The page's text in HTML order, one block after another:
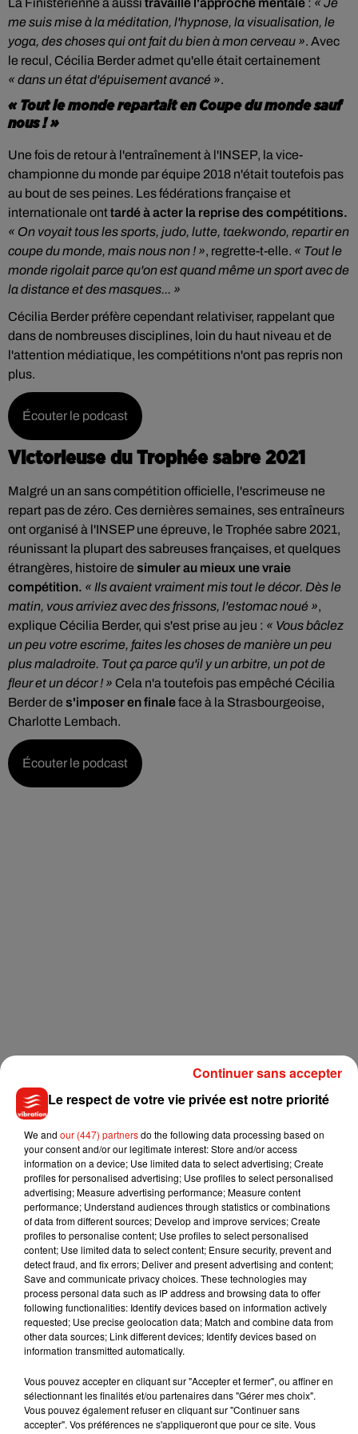
La Finistérienne a aussi travaillé l'approche mentale : « Je
me suis mise à la méditation, l'hypnose, la visualisation, le
yoga, des choses qui ont fait du bien à mon cerveau ». Avec
le recul, Cécilia Berder admet qu'elle était certainement
« dans un état d'épuisement avancé ».
« Tout le monde repartait en Coupe du monde sauf
nous ! »
Une fois de retour à l'entraînement à l'INSEP, la vice-
championne du monde par équipe 2018 n'était toutefois pas
au bout de ses peines. Les fédérations française et
internationale onttardé à acter la reprise des compétitions.
« On voyait tous les sports, judo, lutte, taekwondo, repartir en
coupe du monde, mais nous non ! », regrette-t-elle. « Tout le
monde rigolait parce qu'on est quand même un sport avec de
la distance et des masques... »
Cécilia Berder préfère cependant relativiser, rappelant que
dans de nombreuses disciplines, loin du haut niveau et de
l'attention médiatique, les compétitions n'ont pas repris non
plus.
Écouter le podcast
Victorieuse du Trophée sabre 2021
Malgré un an sans compétition officielle, l'escrimeuse ne
repart pas de zéro. Ces dernières semaines, ses entraîneurs
ont organisé à l'INSEP une épreuve, le Trophée sabre 2021,
réunissant la plupart des sabreuses françaises, et quelques
étrangères, histoire de simuler au mieux une vraie
compétition. « Ils avaient vraiment mis tout le décor. Dès le
matin, vous arriviez avec des frissons, l'estomac noué »,
explique Cécilia Berder, qui s'est prise au jeu : « Vous bâclez
un peu votre escrime, faites les choses de manière un peu
plus maladroite. Tout ça parce qu'il y un arbitre, un pot de
fleur et un décor ! » Cela n'a toutefois pas empêché Cécilia
Berder de s'imposer en finaleface à la Strasbourgeoise,
Charlotte Lembach.
Écouter le podcast
C'est donc ce week-end, à Budapest, en Hongrie, que Cécilia
Berder, tout comme l'autre sociétaire du Cercle d'escrime
orléanais, Manon Brunet, fera son retour sur les pistes.
samedi matin, ça va être un match à élimination directe en
15 touches. Si je le perds, c'est fini, cinq minutes après je suis
sous la douche », confie-t-elle.« Je sais que tout ira plus vite,
l'espace-temps sera différent, je vais être moins stratège et
plus bourrin. A moi de mettre de la malice, de l'intelligence,
pour retrouver cette stabilité que j'ai pu avoir pendant un an.
Je suis curieuse de voir comment je vais réagir ! »
appréhende-t-elle la compétition ?
Avec impatience, appréhension, curiosité », confie-t-elle.
« On s'est entraînées dans une bulle, on ne sait pas quel sera
le niveau de nos adversaires, comment vont les arbitres qui
Le respect de votre vie privée est notre priorité
We and our (447) partnersdo the following data processing based on
your consent and/or our legitimate interest: Store and/or access
information on a device; Use limited data to select advertising; Create
profiles for personalised advertising; Use profiles to select personalised
advertising; Measure advertising performance; Measure content
performance; Understand audiences through statistics or combinations
of data from different sources; Develop and improve services; Create
profiles to personalise content; Use profiles to select personalised
content; Use limited data to select content; Ensure security, prevent and
detect fraud, and fix errors; Deliver and present advertising and content;
Save and communicate privacy choices. These technologies may
process personal data such as IP address and browsing data to offer
following functionalities: Identify devices based on information actively
requested; Use precise geolocation data; Match and combine data from
other data sources; Link different devices; Identify devices based on
information transmitted automatically.
Vous pouvez accepter en cliquant sur "Accepter et fermer", ou affiner en
sélectionnant les finalités et/ou partenaires dans "Gérer mes choix".
Vous pouvez également refuser en cliquant sur "Continuer sans
accepter". Vos préférences ne s'appliqueront que pour ce site. Vous
Continuer sans accepter